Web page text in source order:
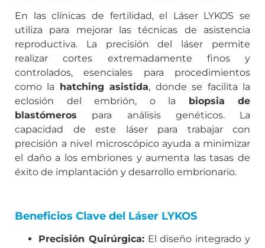
En las clínicas de fertilidad, el Láser LYKOS se
utiliza para mejorar las técnicas de asistencia
reproductiva. La precisión del láser permite
realizar cortes extremadamente finos y
controlados, esenciales para procedimientos
como la hatching asistida, donde se facilita la
eclosión del embrión, o la biopsia de
blastómeros para análisis genéticos. La
capacidad de este láser para trabajar con
precisión a nivel microscópico ayuda a minimizar
el daño a los embriones y aumenta las tasas de
éxito de implantación y desarrollo embrionario.
Beneficios Clave del Láser LYKOS
Precisión Quirúrgica:El diseño integrado y